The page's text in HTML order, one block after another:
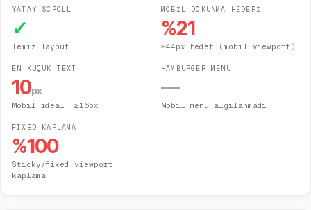
YATAY SCROLL
✓
Temiz layout
MOBİL DOKUNMA HEDEFİ
%21
≥44px hedef (mobil viewport)
EN KÜÇÜK TEXT
10px
Mobil ideal: ≥16px
HAMBURGER MENÜ
—
Mobil menü algılanmadı
FIXED KAPLAMA
%100
Sticky/fixed viewport
kaplama